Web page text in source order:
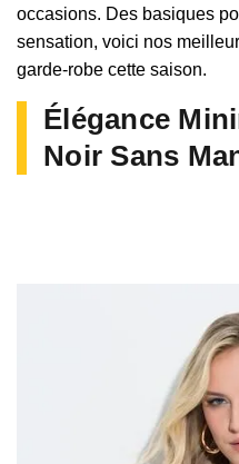
occasions. Des basiques
sensation, voici nos
garde-robe cette saison.
Élégance
Noir Sans